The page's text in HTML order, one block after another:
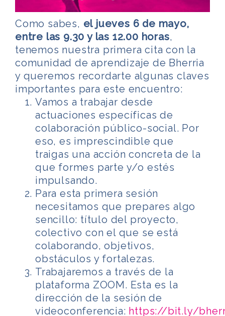
Como sabes, el jueves 6 de mayo,
entre las 9.30 y las 12.00 horas,
tenemos nuestra primera cita con la
comunidad de aprendizaje de Bherria
y queremos recordarte algunas claves
importantes para este encuentro:
Vamos a trabajar desde
actuaciones específicas de
colaboración público-social. Por
eso, es imprescindible que
traigas una acción concreta de la
que formes parte y/o estés
impulsando.
Para esta primera sesión
necesitamos que prepares algo
sencillo: título del proyecto,
colectivo con el que se está
colaborando, objetivos,
obstáculos y fortalezas.
Trabajaremos a través de la
plataforma ZOOM. Esta es la
dirección de la sesión de
videoconferencia: https://bit.ly/